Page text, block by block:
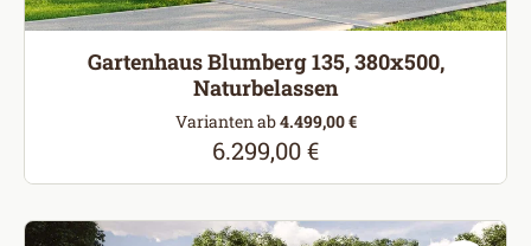
Gartenhaus Blumberg 135, 380x500,
Naturbelassen
Varianten ab4.499,00 €
Regulärer Preis:
6.299,00 €